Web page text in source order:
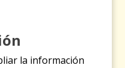
la información